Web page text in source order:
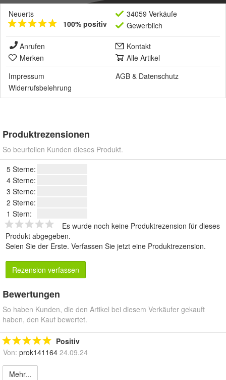
Neuerts
100% positiv
34059 Verkäufe
Gewerblich
Anrufen
Kontakt
Merken
Alle Artikel
Impressum
AGB & Datenschutz
Widerrufsbelehrung
Produktrezensionen
So beurteilen Kunden dieses Produkt.
5 Sterne:
4 Sterne:
3 Sterne:
2 Sterne:
1 Stern:
Es wurde noch keine Produktrezension für dieses
Produkt abgegeben.
Seien Sie der Erste. Verfassen Sie jetzt eine Produktrezension.
Rezension verfassen
Bewertungen
So haben Kunden, die den Artikel bei diesem Verkäufer gekauft
haben, den Kauf bewertet.
Positiv
Von: prok141164 24.09.24
Mehr...